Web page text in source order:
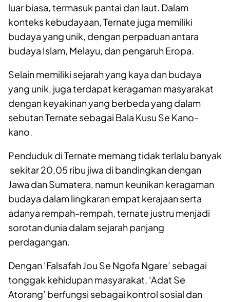
luar biasa, termasuk pantai dan laut. Dalam
konteks kebudayaan, Ternate juga memiliki
budaya yang unik, dengan perpaduan antara
budaya Islam, Melayu, dan pengaruh Eropa.
Selain memiliki sejarah yang kaya dan budaya
yang unik, jugaterdapat keragaman masyarakat
dengan keyakinan yang berbeda yang dalam
sebutan Ternate sebagai Bala Kusu Se Kano-
kano.
Penduduk di Ternate memang tidak terlalu banyak
sekitar 20,05 ribu jiwa di bandingkan dengan
Jawa dan Sumatera, namun keunikan keragaman
budaya dalam lingkaran empat kerajaan serta
adanya rempah-rempah, ternate justru menjadi
sorotan dunia dalam sejarah panjang
perdagangan.
Dengan ‘Falsafah Jou Se Ngofa Ngare’ sebagai
tonggak kehidupan masyarakat, ‘Adat Se
Atorang’ berfungsi sebagai kontrol sosial dan